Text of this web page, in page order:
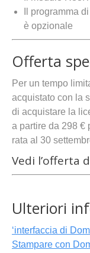
Il programma
è opzionale
Offerta
Per un tempo
acquistato con la
di acquistare la
a partire da 298 €
rata al 30
Vedi l’offerta
Ulteriori
‘interfaccia di
Stampare con